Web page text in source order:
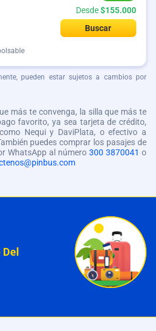
Desde$155.000
Buscar
pueden estar sujetos a cambios por
más te convenga, la silla que más te
favorito, ya sea tarjeta de crédito,
Nequi y DaviPlata, o efectivo a
puedes comprar los pasajes de
WhatsApp al número 300 3870041 o